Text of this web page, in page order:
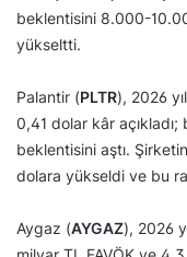
beklentisini 8.000-
yükseltti.
Palantir (PLTR), 2026
0,41 dolar kâr
beklentisini aştı.
dolara yükseldi ve bu
Aygaz (AYGAZ), 2026